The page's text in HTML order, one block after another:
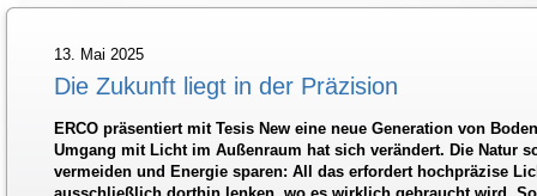
13. Mai 2025
Die Zukunft liegt in der Präzision
ERCO präsentiert mit Tesis New eine neue Generation von
Umgang mit Licht im Außenraum hat sich verändert. Die Natur
vermeiden und Energie sparen: All das erfordert hochpräzise